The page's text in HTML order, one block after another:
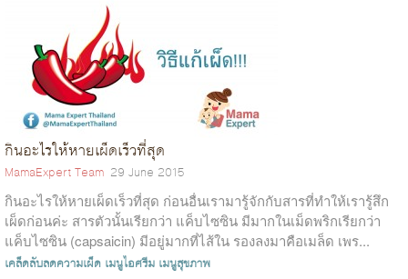
กินอะไรให้หายเผ็ดเร็วที่สุด
MamaExpert Team 29 June 2015
กินอะไรให้หายเผ็ดเร็วที่สุด ก่อนอื่นเรามารู้จักกับสารที่ทำให้เรารู้สึก
เผ็ดก่อนค่ะ สารตัวนั้นเรียกว่า แค็บไซซิน มีมากในเม็ดพริกเรียกว่า
แค็บไซซิน (capsaicin) มีอยู่มากที่ไส้ใน รองลงมาคือเมล็ด เพร...
เคล็ดลับลดความเผ็ด เมนูไอศรีม เมนูสุขภาพ